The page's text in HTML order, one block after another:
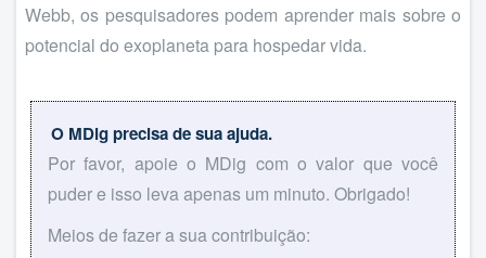
Webb, os pesquisadores podem aprender mais sobre o
potencial do exoplaneta para hospedar vida.
O MDig precisa de sua ajuda.
Por favor, apoie o MDig com o valor que você
puder e isso leva apenas um minuto. Obrigado!
Meios de fazer a sua contribuição: